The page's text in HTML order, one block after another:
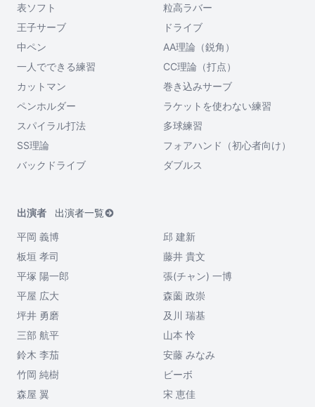
表ソフト
粒高ラバー
王子サーブ
ドライブ
中ペン
AA理論（鋭角）
一人でできる練習
CC理論（打点）
カットマン
巻き込みサーブ
ペンホルダー
ラケットを使わない練習
スパイラル打法
多球練習
SS理論
フォアハンド（初心者向け）
バックドライブ
ダブルス
出演者
出演者一覧
平岡 義博
邱 建新
板垣 孝司
藤井 貴文
平塚 陽一郎
張(チャン) 一博
平屋 広大
森薗 政崇
坪井 勇磨
及川 瑞基
三部 航平
山本 怜
鈴木 李茄
安藤 みなみ
竹岡 純樹
ビーボ
森屋 翼
宋 恵佳